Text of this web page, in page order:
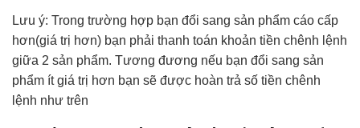
Lưu ý: Trong trường hợp bạn đổi sang sản phẩm cáo cấp
hơn(giá trị hơn) bạn phải thanh toán khoản tiền chênh lệnh
giữa 2 sản phẩm. Tương đương nếu bạn đổi sang sản
phẩm ít giá trị hơn bạn sẽ được hoàn trả số tiền chênh
lệnh như trên